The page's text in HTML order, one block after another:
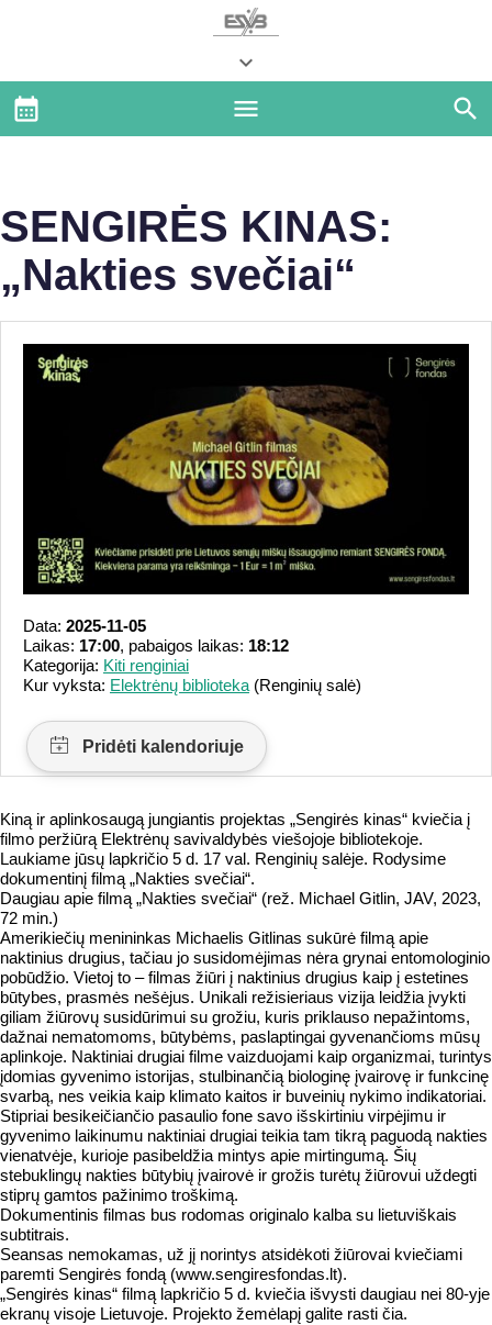
SENGIRĖS KINAS:
„Nakties svečiai“
Data: 2025-11-05
Laikas: 17:00, pabaigos laikas: 18:12
Kategorija: Kiti renginiai
Kur vyksta: Elektrėnų biblioteka (Renginių salė)
Kiną ir aplinkosaugą jungiantis projektas „Sengirės kinas“ kviečia į
filmo peržiūrą Elektrėnų savivaldybės viešojoje bibliotekoje.
Laukiame jūsų lapkričio 5 d. 17 val. Renginių salėje. Rodysime
dokumentinį filmą „Nakties svečiai“.
Daugiau apie filmą „Nakties svečiai“ (rež. Michael Gitlin, JAV, 2023,
72 min.)
Amerikiečių menininkas Michaelis Gitlinas sukūrė filmą apie
naktinius drugius, tačiau jo susidomėjimas nėra grynai entomologinio
pobūdžio. Vietoj to – filmas žiūri į naktinius drugius kaip į estetines
būtybes, prasmės nešėjus. Unikali režisieriaus vizija leidžia įvykti
giliam žiūrovų susidūrimui su grožiu, kuris priklauso nepažintoms,
dažnai nematomoms, būtybėms, paslaptingai gyvenančioms mūsų
aplinkoje. Naktiniai drugiai filme vaizduojami kaip organizmai, turintys
įdomias gyvenimo istorijas, stulbinančią biologinę įvairovę ir funkcinę
svarbą, nes veikia kaip klimato kaitos ir buveinių nykimo indikatoriai.
Stipriai besikeičiančio pasaulio fone savo išskirtiniu virpėjimu ir
gyvenimo laikinumu naktiniai drugiai teikia tam tikrą paguodą nakties
vienatvėje, kurioje pasibeldžia mintys apie mirtingumą. Šių
stebuklingų nakties būtybių įvairovė ir grožis turėtų žiūrovui uždegti
stiprų gamtos pažinimo troškimą.
Dokumentinis filmas bus rodomas originalo kalba su lietuviškais
subtitrais.
Seansas nemokamas, už jį norintys atsidėkoti žiūrovai kviečiami
paremti Sengirės fondą (www.sengiresfondas.lt).
„Sengirės kinas“ filmą lapkričio 5 d. kviečia išvysti daugiau nei 80-yje
ekranų visoje Lietuvoje. Projekto žemėlapį galite rasti čia.